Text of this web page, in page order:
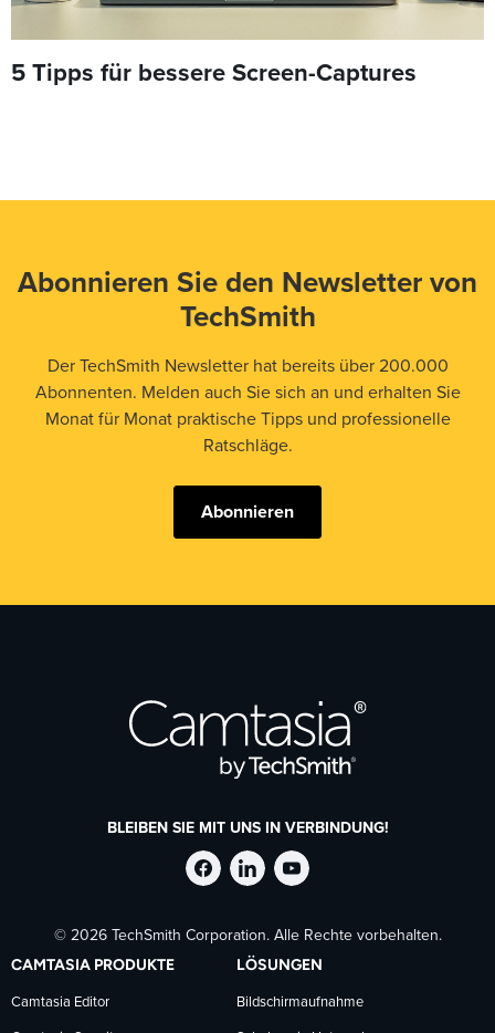
5 Tipps für bessere Screen-Captures
Abonnieren Sie den Newsletter von
TechSmith
Der TechSmith Newsletter hat bereits über 200.000
Abonnenten. Melden auch Sie sich an und erhalten Sie
Monat für Monat praktische Tipps und professionelle
Ratschläge.
Abonnieren
BLEIBEN SIE MIT UNS IN VERBINDUNG!
TechSmith
auf
Facebook
TechSmith
auf
LinkedIn
TechSmith
auf
YouTube
© 2026 TechSmith Corporation. Alle Rechte vorbehalten.
CAMTASIA PRODUKTE
Camtasia Editor
LÖSUNGEN
Bildschirmaufnahme